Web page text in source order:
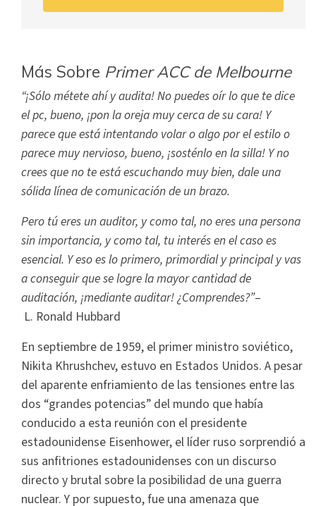
Más Sobre Primer ACC de Melbourne
“¡Sólo métete ahí y audita! No puedes oír lo que te dice
el pc, bueno, ¡pon la oreja muy cerca de su cara! Y
parece que está intentando volar o algo por el estilo o
parece muy nervioso, bueno, ¡sosténlo en la silla! Y no
crees que no te está escuchando muy bien, dale una
sólida línea de comunicación de un brazo.
Pero tú eres un auditor, y como tal, no eres una persona
sin importancia, y como tal, tu interés en el caso es
esencial. Y eso es lo primero, primordial y principal y vas
a conseguir que se logre la mayor cantidad de
auditación, ¡mediante auditar! ¿Comprendes?”–
L. Ronald Hubbard
En septiembre de 1959, el primer ministro soviético,
Nikita Khrushchev, estuvo en Estados Unidos. A pesar
del aparente enfriamiento de las tensiones entre las
dos “grandes potencias” del mundo que había
conducido a esta reunión con el presidente
estadounidense Eisenhower, el líder ruso sorprendió a
sus anfitriones estadounidenses con un discurso
directo y brutal sobre la posibilidad de una guerra
nuclear. Y por supuesto, fue una amenaza que